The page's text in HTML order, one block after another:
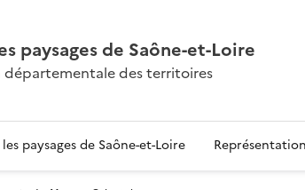
paysages de Saône-et-Loire
des territoires
paysages de Saône-et-Loire